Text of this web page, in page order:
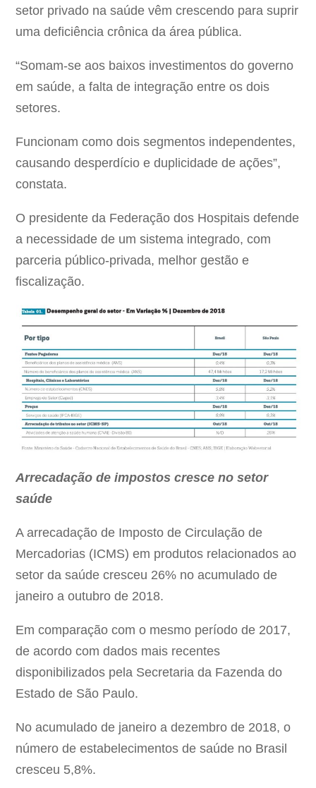
setor privado na saúde vêm crescendo para suprir
uma deficiência crônica da área pública.
“Somam-se aos baixos investimentos do governo
em saúde, a falta de integração entre os dois
setores.
Funcionam como dois segmentos independentes,
causando desperdício e duplicidade de ações”,
constata.
O presidente da Federação dos Hospitais defende
a necessidade de um sistema integrado, com
parceria público-privada, melhor gestão e
fiscalização.
Arrecadação de impostos cresce no setor
saúde
A arrecadação de Imposto de Circulação de
Mercadorias (ICMS) em produtos relacionados ao
setor da saúde cresceu 26% no acumulado de
janeiro a outubro de 2018.
Em comparação com o mesmo período de 2017,
de acordo com dados mais recentes
disponibilizados pela Secretaria da Fazenda do
Estado de São Paulo.
No acumulado de janeiro a dezembro de 2018, o
número de estabelecimentos de saúde no Brasil
cresceu 5,8%.